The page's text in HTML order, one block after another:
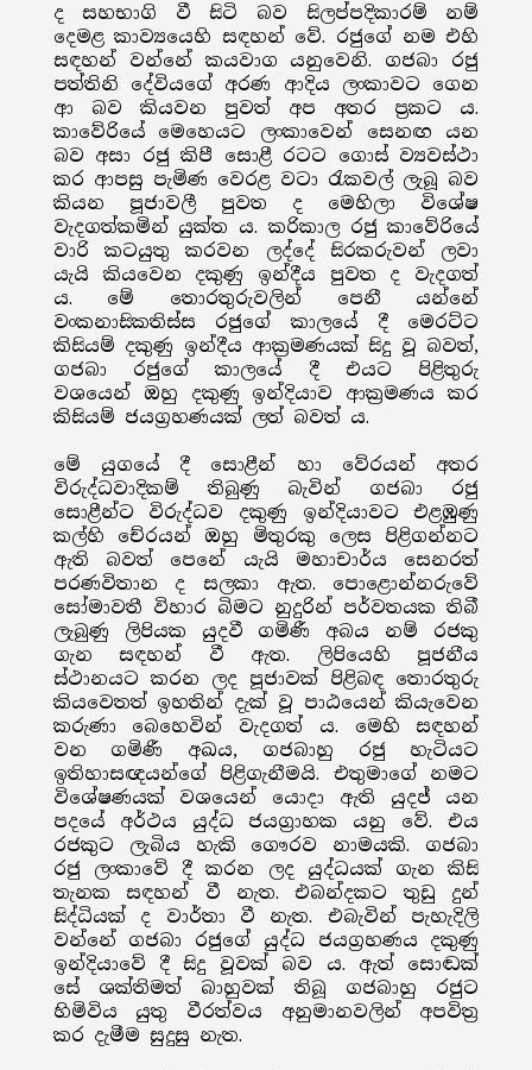
ද සහභාගි වී සිටි බව සිලප්පදිකාරම් නම්
දෙමළ කාව්‍යයෙහි සඳහන් වේ. රජුගේ නම එහි
සඳහන් වන්නේ කයවාග යනුවෙනි. ගජබා රජු
පත්තිනි දේවියගේ අරණ ආදිය ලංකාවට ගෙන
ආ බව කියවන පුවත් අප අතර ප්‍රකට ය.
කාවේරියේ මෙහෙයට ලංකාවෙන් සෙනඟ යන
බව අසා රජු කිපී සොළී රටට ගොස් ව්‍යවස්ථා
කර ආපසු පැමිණ වෙරළ වටා රැකවල් ලැබූ බව
කියන පූජාවලී පුවත ද මෙහිලා විශේෂ
වැදගත්කමින් යුක්ත ය. කරිකාල රජු කාවේරියේ
වාරි කටයුතු කරවන ලද්දේ සිරකරුවන් ලවා
යැයි කියවෙන දකුණු ඉන්දීය පුවත ද වැදගත්
ය. මේ තොරතුරුවලින් පෙනී යන්නේ
වංකනාසිකතිස්ස රජුගේ කාලයේ දී මෙරට්ට
කිසියම් දකුණු ඉන්දීය ආක්‍රමණයක් සිදු වූ බවත්,
ගජබා රජුගේ කාලයේ දී එයට පිළිතුරු
වශයෙන් ඔහු දකුණු ඉන්දියාව ආක්‍රමණය කර
කිසියම් ජයග්‍රහණයක් ලත් බවත් ය.
මේ යුගයේ දී සොළීන් හා වේරයන් අතර
විරුද්ධවාදිකම් තිබුණු බැවින් ගජබා රජු
සොළීන්ට විරුද්ධව දකුණු ඉන්දියාවට එළඹුණු
කල්හි චේරයන් ඔහු මිතුරකු ලෙස පිළිගන්නට
ඇති බවත් පෙනේ යැයි මහාචාර්ය සෙනරත්
පරණවිතාන ද සලකා ඇත. පොළොන්නරුවේ
සෝමාවතී විහාර බිමට නුදුරින් පර්වතයක තිබී
ලැබුණු ලිපියක යුදවී ගමිණී අබය නම් රජකු
ගැන සඳහන් වී ඇත. ලිපියෙහි පූජනීය
ස්ථානයට කරන ලද පූජාවක් පිළිබඳ තොරතුරු
කියවෙතත් ඉහතින් දැක් වූ පාඨයෙන් කියැවෙන
කරුණා බෙහෙවින් වැදගත් ය. මෙහි සඳහන්
වන ගමිණී අඛය, ගජබාහු රජු හැටියට
ඉතිහාසඥයන්ගේ පිළිගැනීමයි. එතුමාගේ නමට
විශේෂණයක් වශයෙන් යොදා ඇති යුදජ් යන
පදයේ අර්ථය යුද්ධ ජයග්‍රාහක යනු වේ. එය
රජකුට ලැබිය හැකි ගෞරව නාමයකි. ගජබා
රජු ලංකාවේ දී කරන ලද යුද්ධයක් ගැන කිසි
තැනක සඳහන් වී නැත. එබන්දකට තුඩු දුන්
සිද්ධියක් ද වාර්තා වී නැත. එබැවින් පැහැදිලි
වන්නේ ගජබා රජුගේ යුද්ධ ජයග්‍රහණය දකුණු
ඉන්දියාවේ දී සිදු වූවක් බව ය. ඇත් සොඬක්
සේ ශක්තිමත් බාහුවක් තිබූ ගජබාහු රජුට
හිමිවිය යුතු වීරත්වය අනුමානවලින් අපවිත්‍ර
කර දැමීම සුදුසු නැත.